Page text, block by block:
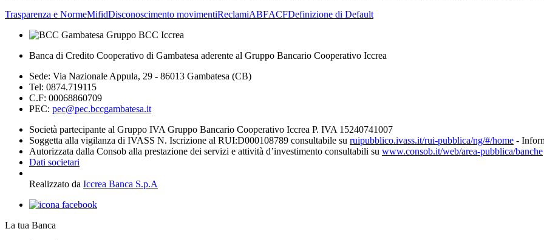
Trasparenza e NormeMifidDisconoscimento movimentiReclamiABFACFDefinizione di Default
Banca di Credito Cooperativo di Gambatesa aderente al Gruppo Bancario Cooperativo Iccrea
Sede: Via Nazionale Appula, 29 - 86013 Gambatesa (CB)
Tel: 0874.719115
C.F: 00068860709
PEC: pec@pec.bccgambatesa.it
Società partecipante al Gruppo IVA Gruppo Bancario Cooperativo Iccrea P. IVA 15240741007
Soggetta alla vigilanza di IVASS N. Iscrizione al RUI:D000108789 consultabile su ruipubblico.ivass.it/rui-pubblica/ng/#/home -
Autorizzata dalla Consob alla prestazione dei servizi e attività d’investimento consultabili su www.consob.it/web/area-pubblica/banche
Dati societari
Realizzato da Iccrea Banca S.p.A
La tua Banca